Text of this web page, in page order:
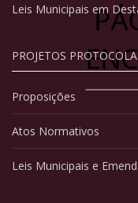
Leis Municipais em
PROJETOS
Proposições
Atos Normativos
Leis Municipais e